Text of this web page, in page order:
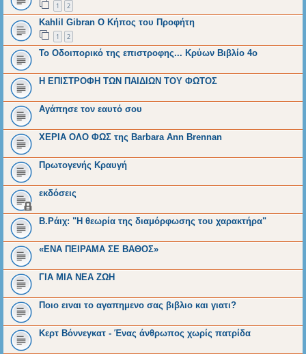
1 2
Kahlil Gibran O Κήπος του Προφήτη
1 2
Το Οδοιπορικό της επιστροφης... Κρύων Βιβλίο 4ο
Η ΕΠΙΣΤΡΟΦΗ ΤΩΝ ΠΑΙΔΙΩΝ ΤΟΥ ΦΩΤΟΣ
Αγάπησε τον εαυτό σου
ΧΕΡΙΑ ΟΛΟ ΦΩΣ της Barbara Ann Brennan
Πρωτογενής Κραυγή
εκδόσεις
Β.Ράιχ: "Η θεωρία της διαμόρφωσης του χαρακτήρα"
«ΕΝΑ ΠΕΙΡΑΜΑ ΣΕ ΒΑΘΟΣ»
ΓΙΑ ΜΙΑ ΝΕΑ ΖΩΗ
Ποιο ειναι το αγαπημενο σας βιβλιο και γιατι?
Κερτ Βόννεγκατ - Ένας άνθρωπος χωρίς πατρίδα